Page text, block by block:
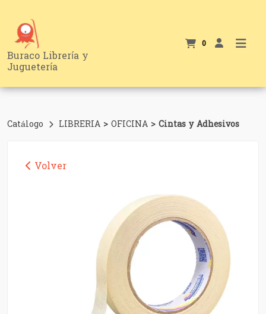
Buraco Librería y
Juguetería
0
Catálogo LIBRERIA > OFICINA > Cintas y Adhesivos
Volver